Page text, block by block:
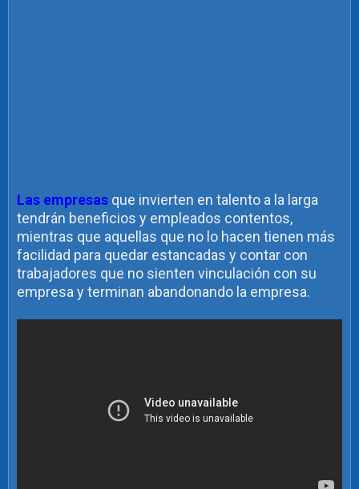
Las empresas que invierten en talento a la larga
tendrán beneficios y empleados contentos,
mientras que aquellas que no lo hacen tienen más
facilidad para quedar estancadas y contar con
trabajadores que no sienten vinculación con su
empresa y terminan abandonando la empresa.